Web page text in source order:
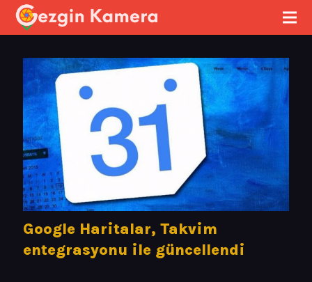
Google Haritalar, Takvim
entegrasyonu ile güncellendi